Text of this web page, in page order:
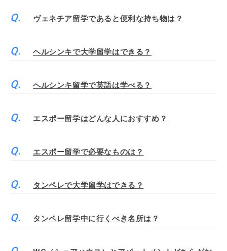
ヴェネチア留学であると便利な持ち物は？
ヘルシンキで大学留学はできる？
ヘルシンキ留学で英語は学べる？
エスポー留学はどんな人におすすめ？
エスポー留学で必要なものは？
タンペレで大学留学はできる？
タンペレ留学中に行くべき名所は？